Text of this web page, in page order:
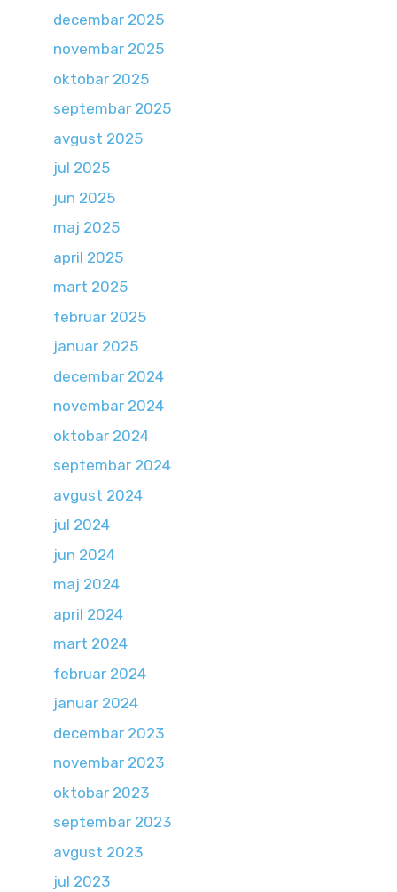
decembar 2025
novembar 2025
oktobar 2025
septembar 2025
avgust 2025
jul 2025
jun 2025
maj 2025
april 2025
mart 2025
februar 2025
januar 2025
decembar 2024
novembar 2024
oktobar 2024
septembar 2024
avgust 2024
jul 2024
jun 2024
maj 2024
april 2024
mart 2024
februar 2024
januar 2024
decembar 2023
novembar 2023
oktobar 2023
septembar 2023
avgust 2023
jul 2023